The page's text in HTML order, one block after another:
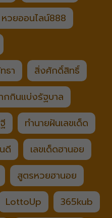
หวยออนไลน์888
ธา
สิ่งศักดิ์สิทธิ์
กกินแบ่งรัฐบาล
ทำนายฝันเลขเด็ด
ดี
เลขเด็ดฮานอย
สูตรหวยฮานอย
LottoUp
365kub